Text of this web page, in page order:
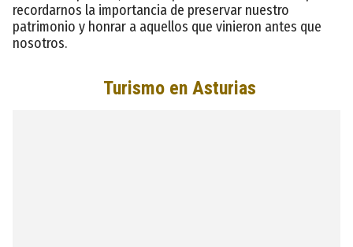
recordarnos la importancia de preservar nuestro
patrimonio y honrar a aquellos que vinieron antes que
nosotros.